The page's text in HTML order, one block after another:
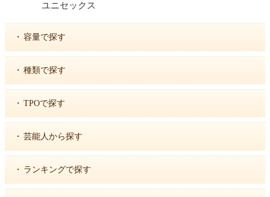
ユニセックス
・ 容量で探す
・ 種類で探す
・ TPOで探す
・ 芸能人から探す
・ ランキングで探す